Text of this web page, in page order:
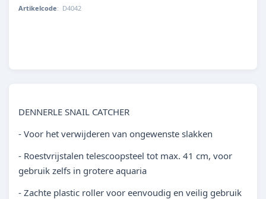
Artikelcode: D4042
DENNERLE SNAIL CATCHER
- Voor het verwijderen van ongewenste slakken
- Roestvrijstalen telescoopsteel tot max. 41 cm, voor
gebruik zelfs in grotere aquaria
- Zachte plastic roller voor eenvoudig en veilig gebruik